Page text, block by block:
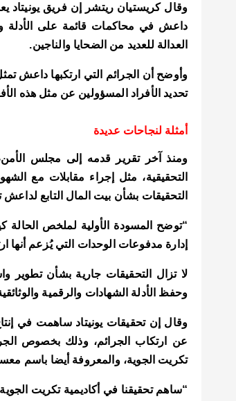
وقال كريستيان ريتشر إن فريق يونيتاد
داعش في محاكمات قائمة على الأدلة
العدالة للعديد من الضحايا والناجين.
وأوضح أن
الجرائم التي ارتكبها داعش
تحديد الأفراد المسؤولين عن مثل هذه
أمثلة لنجاحات عديدة
ومنذ آخر تقرير قدمه إلى مجلس
التحقيقية، مثل إجراء مقابلات مع
التحقيقات بشأن بيت المال التابع لداعش
“توضح المسودة الأولية لملخص الحالة
إدارة مدفوعات الوحدات التي يُزعم أنها
لا تزال التحقيقات جارية بشأن تطوير
وحفظ الأدلة الشهادات والرقمية
وقال إن تحقيقات يونيتاد ساهمت في
عن ارتكاب الجرائم، وذلك بخصوص
تكريت الجوية، والمعروفة أيضا باسم
“ساهم تحقيقنا في أكاديمية تكريت